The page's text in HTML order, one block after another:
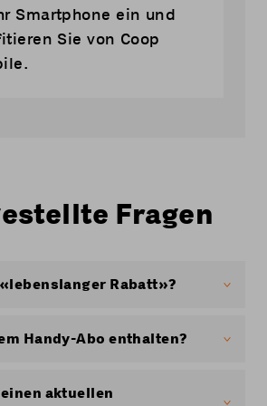
Smartphone ein und
Sie von Coop
Fragen
Rabatt»?
zeitlich unbefristeter Rabatt
anderes Coop Mobile-Abo oder
Handy-Abo enthalten?
von bis zu 100
aktuellen